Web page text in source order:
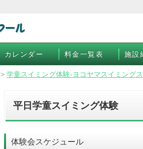
カレンダー 料金一覧表 施設
> 学童スイミング体験-ヨコヤマスイミング
平日学童スイミング体験
体験会スケジュール